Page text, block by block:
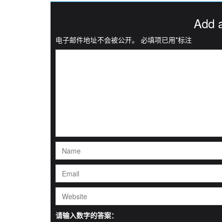
Add
电子邮件地址不会被公开。 必填项已用*标注
请输入数字的答案：